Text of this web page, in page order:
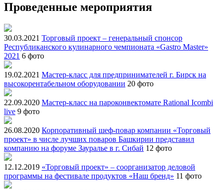
Проведенные мероприятия
30.03.2021 Торговый проект – генеральный спонсор
Республиканского кулинарного чемпионата «Gastro Master»
2021 6 фото
19.02.2021 Мастер-класс для предпринимателей г. Бирск на
высокорентабельном оборудовании 20 фото
22.09.2020 Мастер-класс на пароконвектомате Rational Icombi
live 9 фото
26.08.2020 Корпоративный шеф-повар компании «Торговый
проект» в числе лучших поваров Башкирии представил
компанию на форуме Зауралье в г. Сибай 12 фото
12.12.2019 «Торговый проект» – соорганизатор деловой
программы на фестивале продуктов «Наш бренд» 11 фото